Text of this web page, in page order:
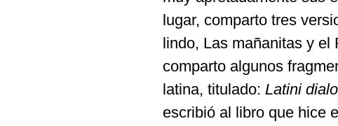
lugar, comparto tres
lindo, Las mañanitas y el
comparto algunos
latina, titulado: Latini
escribió al libro que hice